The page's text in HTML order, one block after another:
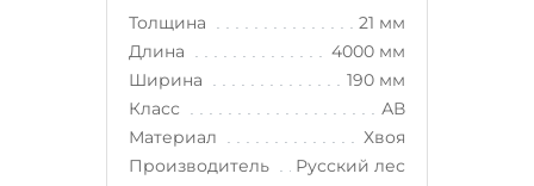
Толщина
21 мм
Длина
4000 мм
Ширина
190 мм
Класс
АВ
Материал
Хвоя
Производитель
Русский лес